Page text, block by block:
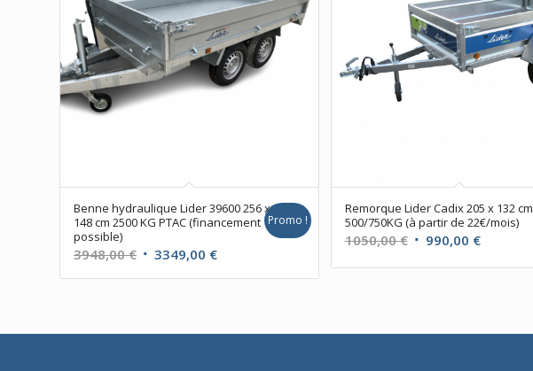
Benne hydraulique Lider 39600 256 x
148 cm 2500 KG PTAC (financement
possible)
3948,00€ Le
prix
3948,00 €.
3349,00 €Le
prix
3349,00 €.
Promo !
Remorque Lider Cadix 205 x 132 cm
500/750KG (à partir de 22€/mois)
1050,00€ Le 990,00 €Le